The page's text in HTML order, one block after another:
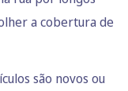
a cobertura de
são novos ou